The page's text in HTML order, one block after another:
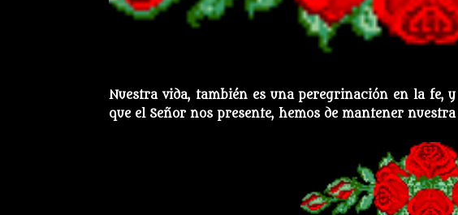
Nuestra vida, también es una peregrinación en la fe,
que el Señor nos presente, hemos de mantener